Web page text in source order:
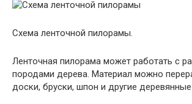
Схема ленточной пилорамы.
Ленточная пилорама может работать с
породами дерева. Материал можно
доски, бруски, шпон и другие деревянные